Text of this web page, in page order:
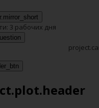
3 рабочих дня